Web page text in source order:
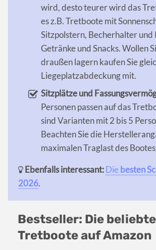
wird, desto teurer wird das
es z.B. Tretboote mit
Sitzpolstern, Becherhalter
Getränke und Snacks. Wollen
draußen lagern kaufen Sie
Liegeplatzabdeckung mit.
Sitzplätze und
Personen passen auf das
sind Varianten mit 2 bis 5
Beachten Sie die
maximalen Traglast des
Ebenfalls interessant:Die besten
2026.
Bestseller: Die
Tretboote auf Amazon